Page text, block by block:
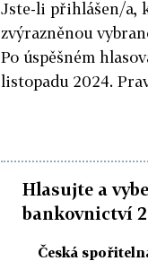
Jste-li přihlášen/a,
zvýrazněnou
Po úspěšném
listopadu 2024.
Hlasujte a
bankovnictví
Česká